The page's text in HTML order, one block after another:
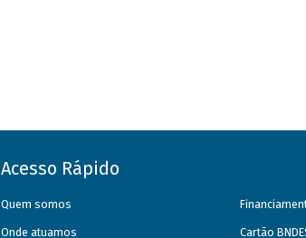
Acesso Rápido
Quem somos
Onde atuamos Cartão